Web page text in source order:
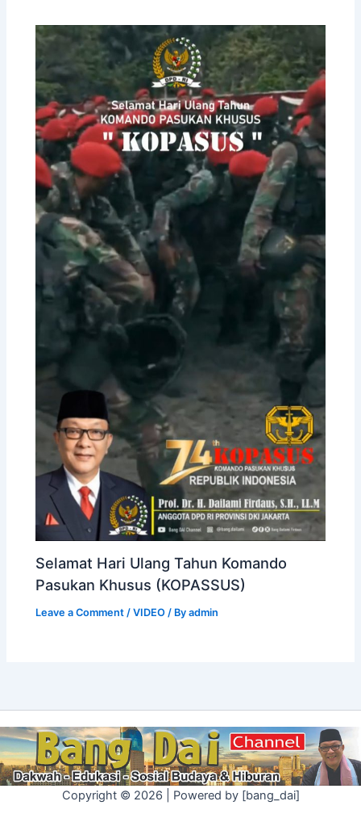
Selamat Hari Ulang Tahun Komando
Pasukan Khusus (KOPASSUS)
Leave a Comment /VIDEO / Byadmin
Copyright © 2026 | Powered by [bang_dai]